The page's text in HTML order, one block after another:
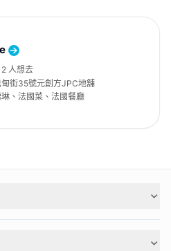
2 人想去
甸街35號元創方JPC地舖
琳、法國菜、法國餐廳